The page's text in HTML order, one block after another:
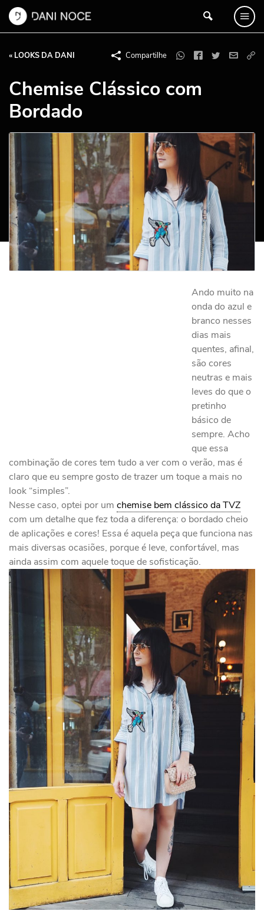
« LOOKS DA DANI Compartilhe
Chemise Clássico com
Bordado
Ando muito na
onda do azul e
branco nesses
dias mais
quentes, afinal,
são cores
neutras e mais
leves do que o
pretinho
básico de
sempre. Acho
que essa
combinação de cores tem tudo a ver com o verão, mas é
claro que eu sempre gosto de trazer um toque a mais no
look “simples”.
Nesse caso, optei por um chemise bem clássico da TVZ
com um detalhe que fez toda a diferença: o bordado cheio
de aplicações e cores! Essa é aquela peça que funciona nas
mais diversas ocasiões, porque é leve, confortável, mas
ainda assim com aquele toque de sofisticação.